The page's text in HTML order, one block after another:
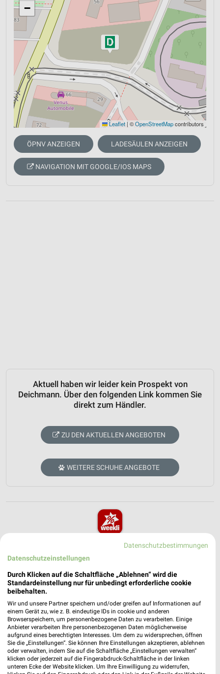
−
Leaflet | ©OpenStreetMapcontributors
ÖPNV ANZEIGEN LADESÄULEN ANZEIGEN
NAVIGATION MIT GOOGLE/IOS MAPS
Aktuell haben wir leider kein Prospekt von
Deichmann. Über den folgenden Link kommen Sie
direkt zum Händler.
ZU DEN AKTUELLEN ANGEBOTEN
WEITERE SCHUHE ANGEBOTE
weekli - Prospekte & Angebote App
Alle Deichmann Angebote immer griffbereit – mit der
kostenlosen weekli App für iOS & Android.
✔Standortgenaue Angebote
✔Folge deinem Lieblingshändler
✔Push-Benachrichtigungen bei neuen Prospekten
✔Einkaufsliste - Einkauf stressfrei planen
JETZT LADEN UND SPAREN!
Datenschutzbestimmungen
Datenschutzeinstellungen
Durch Klicken auf die Schaltfläche „Ablehnen“ wird die
Standardeinstellung nur für unbedingt erforderliche cookie
beibehalten.
Wir und unsere Partner speichern und/oder greifen auf Informationen auf
einem Gerät zu, wie z. B. eindeutige IDs in cookie und anderen
Browserspeichern, um personenbezogene Daten zu verarbeiten. Einige
Anbieter verarbeiten Ihre personenbezogenen Daten möglicherweise
aufgrund eines berechtigten Interesses. Um dem zu widersprechen, öffnen
Sie die „Einstellungen“. Sie können Ihre Einstellungen akzeptieren, ablehnen
oder verwalten, indem Sie auf die Schaltfläche „Einstellungen verwalten“
klicken oder jederzeit auf die Fingerabdruck-Schaltfläche in der linken
unteren Ecke der Website klicken. Um Ihre Einwilligung zu widerrufen,